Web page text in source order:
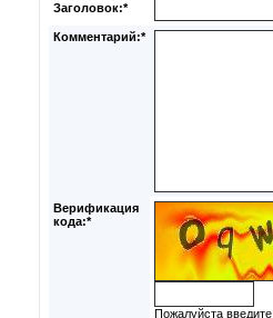
Заголовок:*
Комментарий:*
Верификация
кода:*
Пожалуйста